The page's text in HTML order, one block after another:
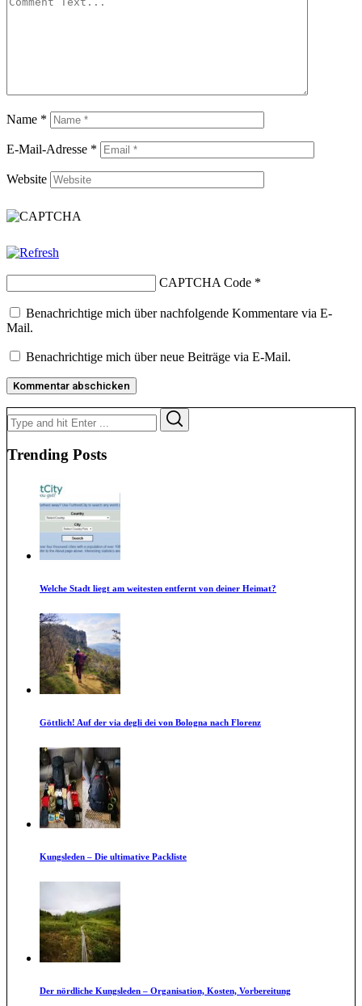
Name *
E-Mail-Adresse *
Website
CAPTCHA Code *
Benachrichtige mich über nachfolgende Kommentare via E-
Mail.
Benachrichtige mich über neue Beiträge via E-Mail.
Search
for:
Trending Posts
Welche Stadt liegt am weitesten entfernt von deiner Heimat?
Göttlich! Auf der via degli dei von Bologna nach Florenz
Kungsleden – Die ultimative Packliste
Der nördliche Kungsleden – Organisation, Kosten, Vorbereitung